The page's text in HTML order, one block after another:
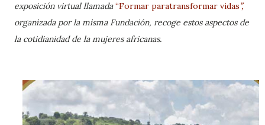
exposición virtual llamada“Formar paratransformar vidas”,
organizada por la misma Fundación, recoge estos aspectos de
la cotidianidad de la mujeres africanas.